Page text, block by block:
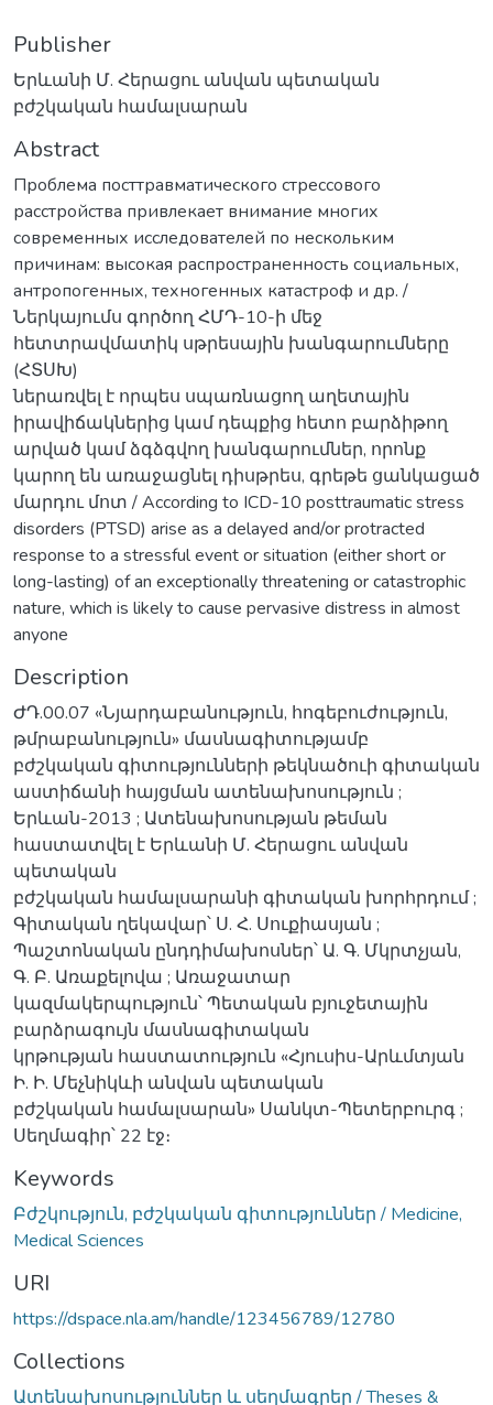
Publisher
Երևանի Մ. Հերացու անվան պետական
բժշկական համալսարան
Abstract
Проблема посттравматического стрессового
расстройства привлекает внимание многих
современных исследователей по нескольким
причинам: высокая распространенность социальных,
антропогенных, техногенных катастроф и др. /
Ներկայումս գործող ՀՄԴ-10-ի մեջ
հետտրավմատիկ սթրեսային խանգարումները
(ՀՏՍԽ)
ներառվել է որպես սպառնացող աղետային
իրավիճակներից կամ դեպքից հետո բարձիթող
արված կամ ձգձգվող խանգարումներ, որոնք
կարող են առաջացնել դիսթրես, գրեթե ցանկացած
մարդու մոտ / According to ICD-10 posttraumatic stress
disorders (PTSD) arise as a delayed and/or protracted
response to a stressful event or situation (either short or
long-lasting) of an exceptionally threatening or catastrophic
nature, which is likely to cause pervasive distress in almost
anyone
Description
ԺԴ.00.07 «Նյարդաբանություն, հոգեբուժություն,
թմրաբանություն» մասնագիտությամբ
բժշկական գիտությունների թեկնածուի գիտական
աստիճանի հայցման ատենախոսություն ;
Երևան-2013 ; Ատենախոսության թեման
հաստատվել է Երևանի Մ. Հերացու անվան
պետական
բժշկական համալսարանի գիտական խորհրդում ;
Գիտական ղեկավար՝ Ս. Հ. Սուքիասյան ;
Պաշտոնական ընդդիմախոսներ՝ Ա. Գ. Մկրտչյան,
Գ. Բ. Առաքելովա ; Առաջատար
կազմակերպություն՝ Պետական բյուջետային
բարձրագույն մասնագիտական
կրթության հաստատություն «Հյուսիս-Արևմտյան
Ի. Ի. Մեչնիկևի անվան պետական
բժշկական համալսարան» Սանկտ-Պետերբուրգ ;
Սեղմագիր՝ 22 էջ։
Keywords
Բժշկություն, բժշկական գիտություններ / Medicine,
Medical Sciences
URI
https://dspace.nla.am/handle/123456789/12780
Collections
Ատենախոսություններ և սեղմագրեր / Theses &